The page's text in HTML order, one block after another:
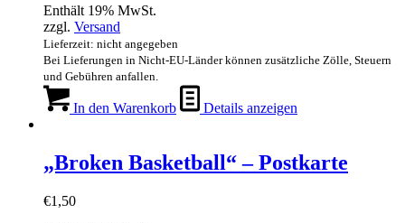
Enthält 19% MwSt.
zzgl. Versand
Lieferzeit: nicht angegeben
Bei Lieferungen in Nicht-EU-Länder können zusätzliche Zölle, Steuern
und Gebühren anfallen.
In den Warenkorb Details anzeigen
„Broken Basketball“ – Postkarte
€1,50